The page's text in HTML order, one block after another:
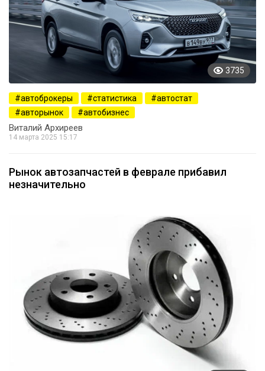
3735
автоброкеры статистика
автостат
авторынок
автобизнес
Виталий Архиреев
14 марта 2025 15:17
Рынок автозапчастей в феврале прибавил
незначительно